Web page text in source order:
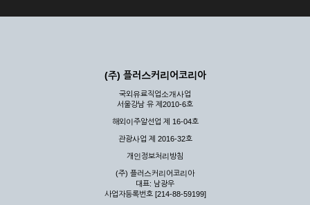
(주) 플러스커리어코리아
국외유료직업소개사업
서울강남 유 제2010-6호
해외이주알선업 제 16-04호
관광사업 제 2016-32호
개인정보처리방침
(주) 플러스커리어코리아
대표: 남광우
사업자등록번호 [214-88-59199]